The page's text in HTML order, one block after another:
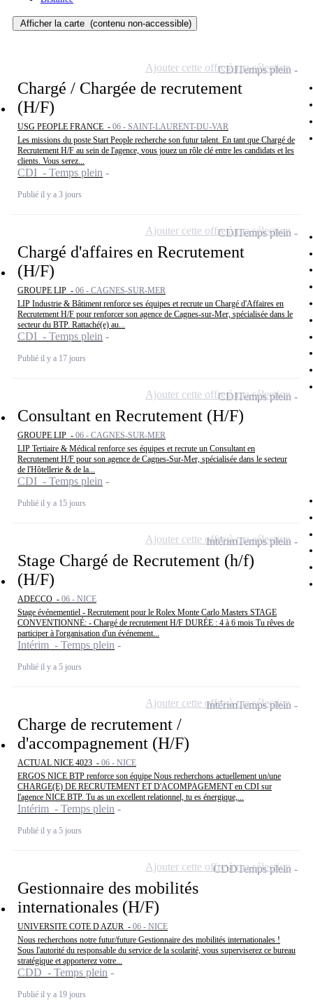
Afficher la carte (contenu non-accessible)
Chargé / Chargée de recrutement
(H/F)
USG PEOPLE FRANCE - 06 - SAINT-LAURENT-DU-VAR
Les missions du poste Start People recherche son futur talent. En tant que Chargé de
Recrutement H/F au sein de l'agence, vous jouez un rôle clé entre les candidats et les
clients. Vous serez...
CDI - Temps plein
Publié il y a 3 jours
CDITemps plein
Ajouter cette offre à ma sélection
Chargé d'affaires en Recrutement
(H/F)
GROUPE LIP - 06 - CAGNES-SUR-MER
LIP Industrie & Bâtiment renforce ses équipes et recrute un Chargé d'Affaires en
Recrutement H/F pour renforcer son agence de Cagnes-sur-Mer, spécialisée dans le
secteur du BTP. Rattaché(e) au...
CDI - Temps plein
Publié il y a 17 jours
CDITemps plein
Ajouter cette offre à ma sélection
Consultant en Recrutement (H/F)
GROUPE LIP - 06 - CAGNES-SUR-MER
LIP Tertiaire & Médical renforce ses équipes et recrute un Consultant en
Recrutement H/F pour son agence de Cagnes-Sur-Mer, spécialisée dans le secteur
de l'Hôtellerie & de la...
CDI - Temps plein
Publié il y a 15 jours
CDITemps plein
Ajouter cette offre à ma sélection
Stage Chargé de Recrutement (h/f)
(H/F)
ADECCO - 06 - NICE
Stage événementiel - Recrutement pour le Rolex Monte Carlo Masters STAGE
CONVENTIONNÉ: - Chargé de recrutement H/F DURÉE : 4 à 6 mois Tu rêves de
participer à l'organisation d'un événement...
Intérim - Temps plein
Publié il y a 5 jours
IntérimTemps plein
Ajouter cette offre à ma sélection
Charge de recrutement /
d'accompagnement (H/F)
ACTUAL NICE 4023 - 06 - NICE
ERGOS NICE BTP renforce son équipe Nous recherchons actuellement un/une
CHARGE(E) DE RECRUTEMENT ET D'ACOMPAGEMENT en CDI sur
l'agence NICE BTP. Tu as un excellent relationnel, tu es énergique,...
Intérim - Temps plein
Publié il y a 5 jours
IntérimTemps plein
Ajouter cette offre à ma sélection
Gestionnaire des mobilités
internationales (H/F)
UNIVERSITE COTE D AZUR - 06 - NICE
Nous recherchons notre futur/future Gestionnaire des mobilités internationales !
Sous l'autorité du responsable du service de la scolarité, vous superviserez ce bureau
stratégique et apporterez votre...
CDD - Temps plein
Publié il y a 19 jours
CDDTemps plein
Ajouter cette offre à ma sélection